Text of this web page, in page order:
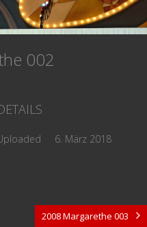
002
6. März 2018
2008 Margarethe 003